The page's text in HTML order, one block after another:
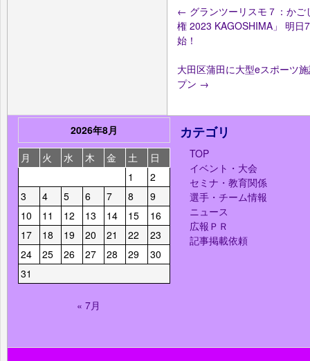
← グランツーリスモ７：か
権 2023 KAGOSHIMA」 明日
始！
大田区蒲田に大型eスポーツ
プン →
2026年8月
月
火 水 木 金 土
日
1
2
3
4 5 6 7 8
9
10
11 12 13 14 15
16
17
18 19 20 21 22
23
24
25 26 27 28 29
30
31
« 7月
カテゴリ
TOP
イベント・大会
セミナ・教育関係
選手・チーム情報
ニュース
広報ＰＲ
記事掲載依頼